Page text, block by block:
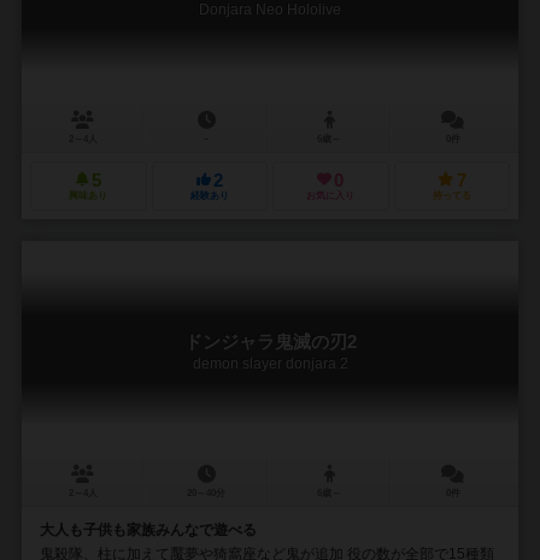
Donjara Neo Hololive
5
興味あり
2
経験あり
0
お気に入り
7
持ってる
ドンジャラ鬼滅の刃2
demon slayer donjara 2
大人も子供も家族みんなで遊べる
鬼殺隊、柱に加えて魘夢や猗窩座など鬼が追加 役の数が全部で15種類